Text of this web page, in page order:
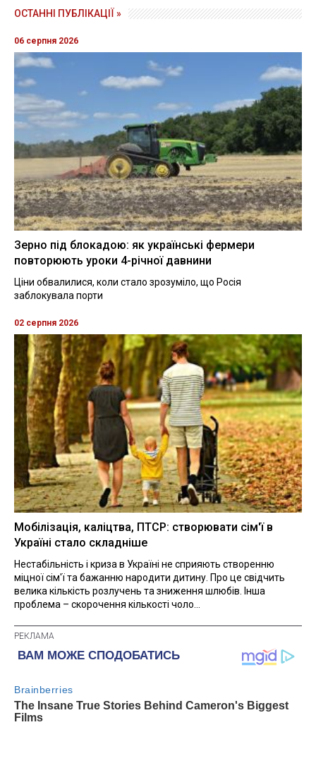
ОСТАННІ ПУБЛІКАЦІЇ »
06 серпня 2026
Зерно під блокадою: як українські фермери
повторюють уроки 4-річної давнини
Ціни обвалилися, коли стало зрозуміло, що Росія
заблокувала порти
02 серпня 2026
Мобілізація, каліцтва, ПТСР: створювати сім'ї в
Україні стало складніше
Нестабільність і криза в Україні не сприяють створенню
міцної сім'ї та бажанню народити дитину. Про це свідчить
велика кількість розлучень та зниження шлюбів. Інша
проблема – скорочення кількості чоло...